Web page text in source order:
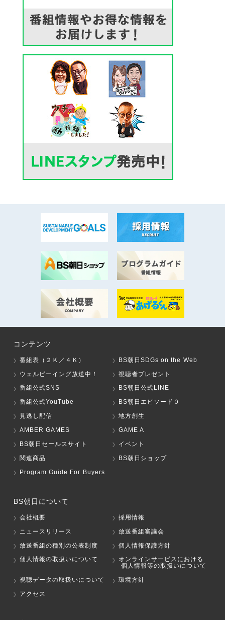
コンテンツ
番組表（２Ｋ／４Ｋ）
BS朝日SDGs on the Web
ウェルビーイング放送中！
視聴者プレゼント
番組公式SNS
BS朝日公式LINE
番組公式YouTube
BS朝日エピソード０
見逃し配信
地方創生
AMBER GAMES
GAME A
BS朝日セールスサイト
イベント
関連商品
BS朝日ショップ
Program Guide For Buyers
BS朝日について
会社概要
採用情報
ニュースリリース
放送番組審議会
放送番組の種別の公表制度
個人情報保護方針
個人情報の取扱いについて
オンラインサービスにおける
個人情報等の取扱いについて
視聴データの取扱いについて
環境方針
アクセス